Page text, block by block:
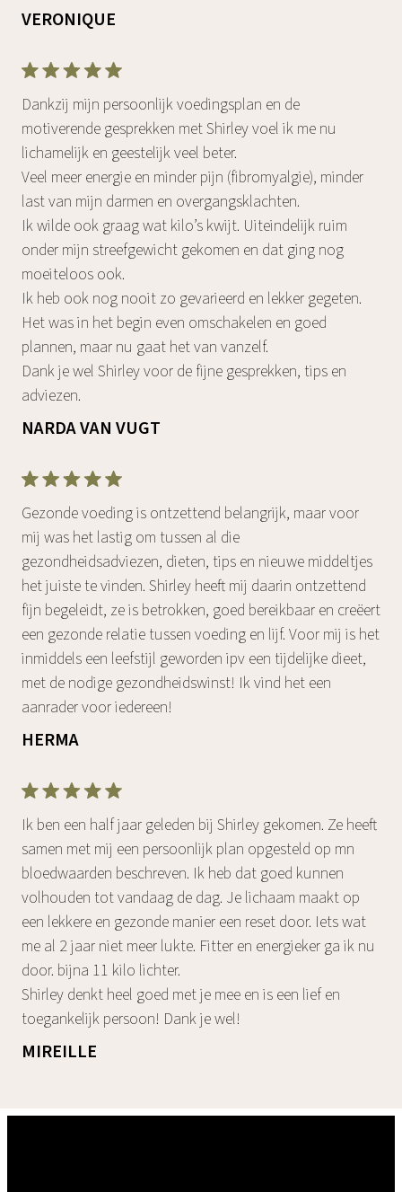
VERONIQUE
Dankzij mijn persoonlijk voedingsplan en de
motiverende gesprekken met Shirley voel ik me nu
lichamelijk en geestelijk veel beter.
Veel meer energie en minder pijn (fibromyalgie), minder
last van mijn darmen en overgangsklachten.
Ik wilde ook graag wat kilo’s kwijt. Uiteindelijk ruim
onder mijn streefgewicht gekomen en dat ging nog
moeiteloos ook.
Ik heb ook nog nooit zo gevarieerd en lekker gegeten.
Het was in het begin even omschakelen en goed
plannen, maar nu gaat het van vanzelf.
Dank je wel Shirley voor de fijne gesprekken, tips en
adviezen.
NARDA VAN VUGT
Gezonde voeding is ontzettend belangrijk, maar voor
mij was het lastig om tussen al die
gezondheidsadviezen, dieten, tips en nieuwe middeltjes
het juiste te vinden. Shirley heeft mij daarin ontzettend
fijn begeleidt, ze is betrokken, goed bereikbaar en creëert
een gezonde relatie tussen voeding en lijf. Voor mij is het
inmiddels een leefstijl geworden ipv een tijdelijke dieet,
met de nodige gezondheidswinst! Ik vind het een
aanrader voor iedereen!
HERMA
Ik ben een half jaar geleden bij Shirley gekomen. Ze heeft
samen met mij een persoonlijk plan opgesteld op mn
bloedwaarden beschreven. Ik heb dat goed kunnen
volhouden tot vandaag de dag. Je lichaam maakt op
een lekkere en gezonde manier een reset door. Iets wat
me al 2 jaar niet meer lukte. Fitter en energieker ga ik nu
door. bijna 11 kilo lichter.
Shirley denkt heel goed met je mee en is een lief en
toegankelijk persoon! Dank je wel!
MIREILLE